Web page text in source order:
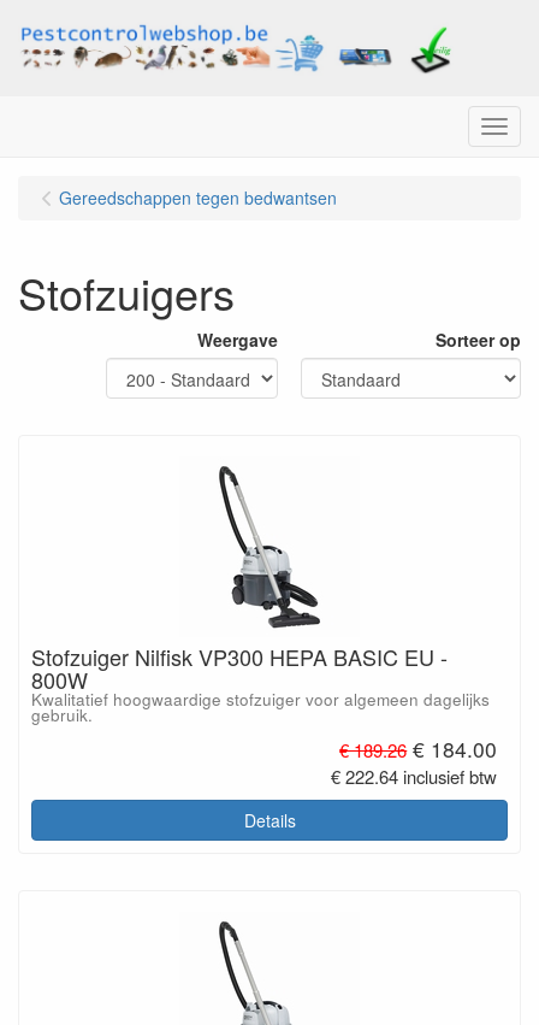
Menu
Gereedschappen tegen bedwantsen
Stofzuigers
Weergave Sorteer op
Stofzuiger Nilfisk VP300 HEPA BASIC EU -
800W
Kwalitatief hoogwaardige stofzuiger voor algemeen dagelijks
gebruik.
€ 189.26 € 184.00
€ 222.64 inclusief btw
Details